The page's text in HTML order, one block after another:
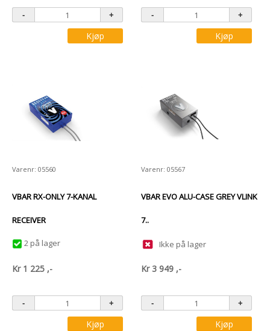
Kjøp Kjøp
Varenr: 05560
VBAR RX-ONLY 7-KANAL
RECEIVER
2 på lager
Kr 1 225 ,-
Kjøp
Varenr: 05567
VBAR EVO ALU-CASE GREY VLINK
7..
Ikke på lager
Kr3 949 ,-
Kjøp